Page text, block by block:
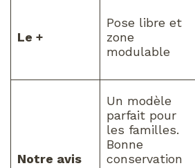
Le +
Pose libre et
zone
modulable
Notre avis
Un modèle
parfait pour
les familles.
Bonne
conservation